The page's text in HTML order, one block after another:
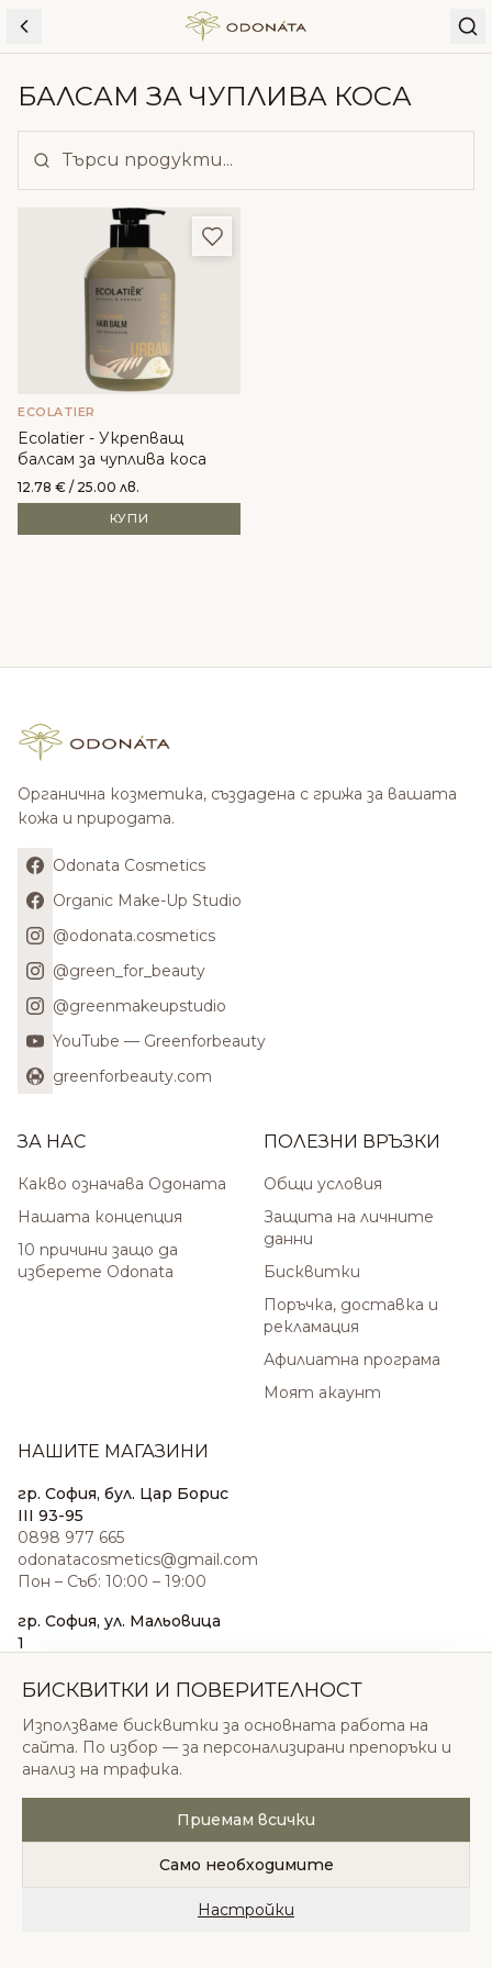
Skip to content
БАЛСАМ ЗА ЧУПЛИВА КОСА
Добави в любими
ECOLATIER
Ecolatier - Укрепващ
балсам за чуплива коса
12.78 € / 25.00 лв.
КУПИ
Органична козметика, създадена с грижа за вашата
кожа и природата.
Odonata Cosmetics
Organic Make-Up Studio
@odonata.cosmetics
@green_for_beauty
@greenmakeupstudio
YouTube — Greenforbeauty
greenforbeauty.com
ЗА НАС
Какво означава Одоната
Нашата концепция
10 причини защо да
изберете Odonata
ПОЛЕЗНИ ВРЪЗКИ
Общи условия
Защита на личните
данни
Бисквитки
Поръчка, доставка и
рекламация
Афилиатна програма
Моят акаунт
НАШИТЕ МАГАЗИНИ
гр. София, бул. Цар Борис
III 93-95
0898 977 665
odonatacosmetics@gmail.com
Пон – Съб: 10:00 – 19:00
гр. София, ул. Мальовица
1
sales@odonatacosmetics.com
Нед: 11:00 – 18:00
© 2026 Одоната Козметикс ООД. Всички права
запазени.
Политика за поверителностОбщи условия
БИСКВИТКИ И ПОВЕРИТЕЛНОСТ
Използваме бисквитки за основната работа на
сайта. По избор — за персонализирани препоръки и
анализ на трафика.
Приемам всички
Само необходимите
Настройки